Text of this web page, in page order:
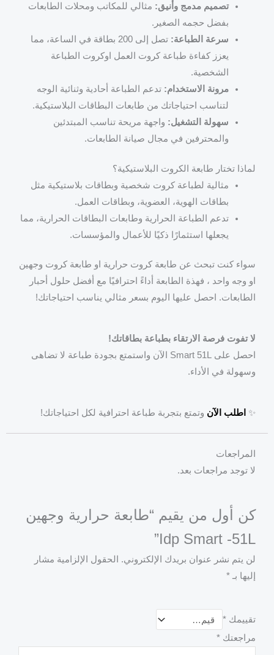
تصميم مدمج وأنيق: مثالي للمكاتب ومحلات الطابعات
بفضل حجمه الصغير.
سرعة الطباعة:
تصل إلى 200 بطاقة في الساعة، مما
يعزز كفاءة طباعة كروت العمل اوكروت الطباعة
الشخصية.
مرونة الاستخدام: تدعم الطباعة أحادية وثنائية الوجه
لتناسب احتياجاتك من طابعات البطاقات البلاستيكية.
سهولة التشغيل: واجهة مريحة تناسب المبتدئين
والمحترفين في مجال صيانة الطابعات.
لماذا تختار طابعة الكروت البلاستيكية؟
مثالية لطباعة كروت شخصية وبطاقات بلاستيكية مثل
بطاقات الهوية، العضوية، وبطاقات العمل.
تدعم الطباعة الحرارية وطابعات البطاقات الحرارية، مما
يجعلها استثمارًا ذكيًا للأعمال والمؤسسات.
سواء كنت تبحث عن طابعة كروت حرارية او طابعة كروت وجهين
او وجه واحد ، فهذة الطابعة أداءً احترافيًا مع أفضل حلول أحبار
الطابعات. احصل عليها اليوم بسعر مثالي يناسب احتياجاتك!
لا تفوت فرصة الارتقاء بطباعة بطاقاتك!
احصل على Smart 51L الآن واستمتع بجودة طباعة لا تضاهى
وسهولة في الأداء.
✨ اطلب الآن وتمتع بتجربة طباعة احترافية لكل احتياجاتك!
المراجعات
لا توجد مراجعات بعد.
كن أول من يقيم “طابعة حرارية وجهين
Idp Smart -51L”
لن يتم نشر عنوان بريدك الإلكتروني.
الحقول الإلزامية مشار
إليها بـ *
تقييمك *
مراجعتك *